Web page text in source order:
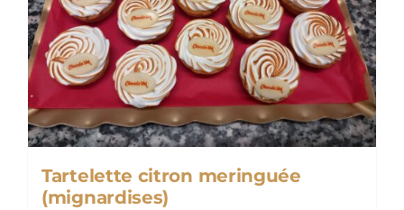
Tartelette citron meringuée
(mignardises)